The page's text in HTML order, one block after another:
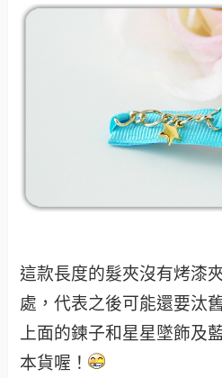
這款長度的髮夾沒有烤漆
處，代表之後可能還要汰
上面的鍊子和星星墜飾及
本貨喔！